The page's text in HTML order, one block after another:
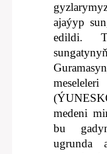
ajaýyp
edildi.
medeni
bu
ugrunda